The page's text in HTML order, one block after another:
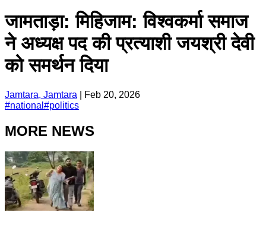
जामताड़ा: मिहिजाम: विश्वकर्मा समाज
ने अध्यक्ष पद की प्रत्याशी जयश्री देवी
को समर्थन दिया
Jamtara, Jamtara
Feb 20, 2026
#national #politics
MORE NEWS